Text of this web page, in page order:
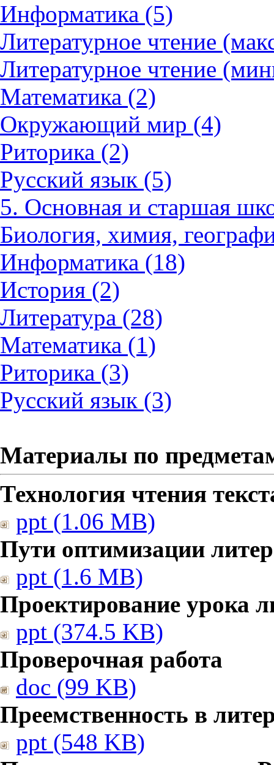
Информатика (5)
Литературное чтение
Литературное чтение
Математика (2)
Окружающий мир (4)
Риторика (2)
Русский язык (5)
5. Основная и старшая
Биология, химия,
Информатика (18)
История (2)
Литература (28)
Математика (1)
Риторика (3)
Русский язык (3)
Материалы по
Технология чтения
ppt (1.06 MB)
Пути оптимизации
ppt (1.6 MB)
Проектирование урока
ppt (374.5 KB)
Проверочная работа
doc (99 KB)
Преемственность в
ppt (548 KB)